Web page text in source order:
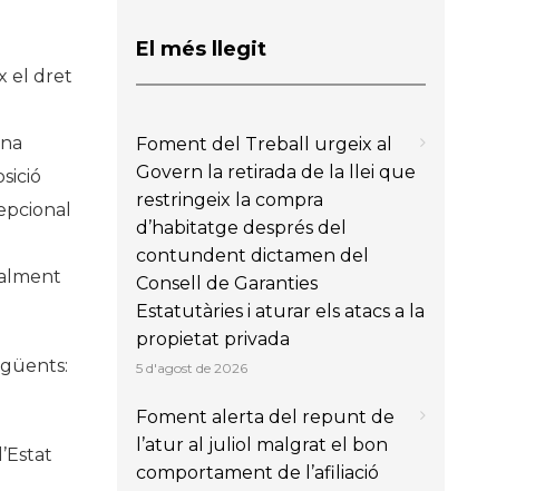
el dret
El més llegit
Foment del Treball urgeix al
Govern la retirada de la llei que
restringeix la compra
d’habitatge després del
contundent dictamen del
Consell de Garanties
Estatutàries i aturar els atacs a la
propietat privada
5 d'agost de 2026
Foment alerta del repunt de
l’atur al juliol malgrat el bon
comportament de l’afiliació